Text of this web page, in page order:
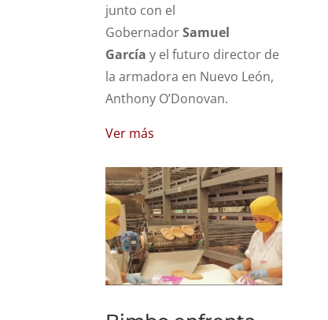
junto con el
GobernadorSamuel
García y el futuro director de
la armadora en Nuevo León,
Anthony O’Donovan.
Ver más